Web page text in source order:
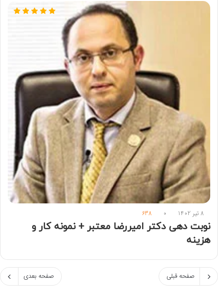
8 تیر 1402 0
638
نوبت دهی دکتر امیررضا معتبر + نمونه کار و
هزینه
صفحه قبلی صفحه بعدی